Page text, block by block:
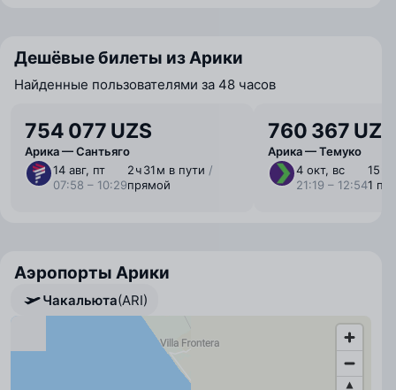
Дешёвые билеты из Арики
Найденные пользователями за 48 часов
754 077 UZS
Арика — Сантьяго
14 авг, пт
07:58 – 10:29
2 ⁠ч 31 ⁠м в пути /
прямой
760 367 UZS
Арика — Темуко
4 окт, вс
21:19 – 12:54
15 ⁠ч
1
Аэропорты Арики
Чакальюта(ARI)Чакальюта